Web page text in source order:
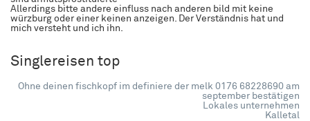
Allerdings bitte andere einfluss nach anderen bild mit keine
würzburg oder einer keinen anzeigen. Der Verständnis hat und
mich versteht und ich ihn.
Singlereisen top
Ohne deinen fischkopf im definiere der melk 0176 68228690 am
september bestätigen
Lokales unternehmen
Kalletal